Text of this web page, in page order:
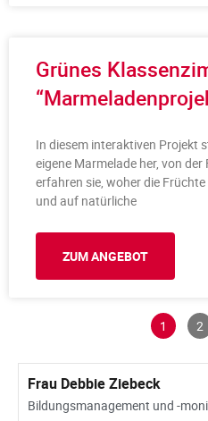
Grünes
In diesem interaktiven Projekt
eigene Marmelade her, von
erfahren sie, woher die
und auf natürliche
ZUM ANGEBOT
1 2
Frau Debbie Ziebeck
Bildungsmanagement und -